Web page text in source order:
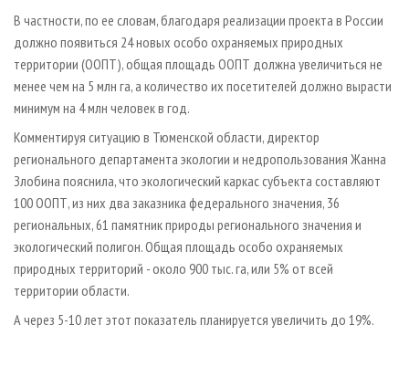
В частности, по ее словам, благодаря реализации проекта в России
должно появиться 24 новых особо охраняемых природных
территории (ООПТ), общая площадь ООПТ должна увеличиться не
менее чем на 5 млн га, а количество их посетителей должно вырасти
минимум на 4 млн человек в год.
Комментируя ситуацию в Тюменской области, директор
регионального департамента экологии и недропользования Жанна
Злобина пояснила, что экологический каркас субъекта составляют
100 ООПТ, из них два заказника федерального значения, 36
региональных, 61 памятник природы регионального значения и
экологический полигон. Общая площадь особо охраняемых
природных территорий - около 900 тыс. га, или 5% от всей
территории области.
А через 5-10 лет этот показатель планируется увеличить до 19%.